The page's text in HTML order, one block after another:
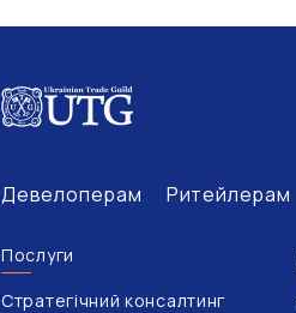
Девелоперам Ритейлерам
Послуги
Стратегічний консалтинг